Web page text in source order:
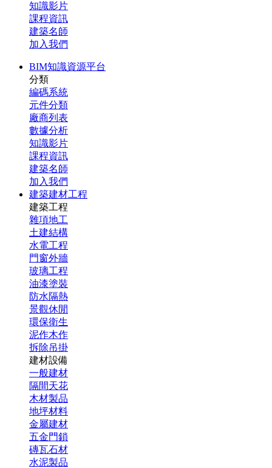
知識影片
課程資訊
建築名師
加入我們
BIM知識資源平台
分類
編碼系統
元件分類
廠商列表
數據分析
知識影片
課程資訊
建築名師
加入我們
建築建材工程
建築工程
雜項地工
土建結構
水電工程
門窗外牆
玻璃工程
油漆塗裝
防水隔熱
景觀休閒
環保衛生
泥作木作
拆除吊掛
建材設備
一般建材
隔間天花
木材製品
地坪材料
金屬建材
五金門鎖
磚瓦石材
水泥製品